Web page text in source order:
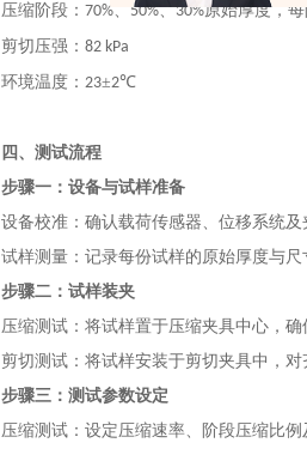
压缩阶段： 70%、 50%、30%原始厚度，
剪切压强： 82 kPa
环境温度： 23±2℃
四、测试流程
步骤一：设备与试样准备
设备校准：确认载荷传感器、位移系统
试样测量：记录每份试样的原始厚度与
步骤二：试样装夹
压缩测试：将试样置于压缩夹具中心，确
剪切测试：将试样安装于剪切夹具中，对
步骤三：测试参数设定
压缩测试：设定压缩速率、阶段压缩比例